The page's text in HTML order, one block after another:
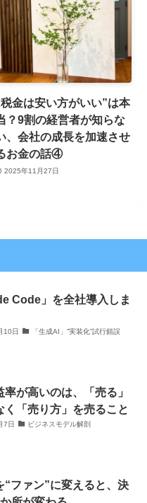
金は安い方がいい”は本
？9割の経営者が知らな
、会社の成長を加速させ
お金の話④
2025年11月27日
Code」を全社導入しま
10日 「生成AI」”実装化”試行錯誤
率が高いのは、「売る」
く「売り方」を売ること
7日 ビジネスモデル解剖
“ファン”に変えると、決